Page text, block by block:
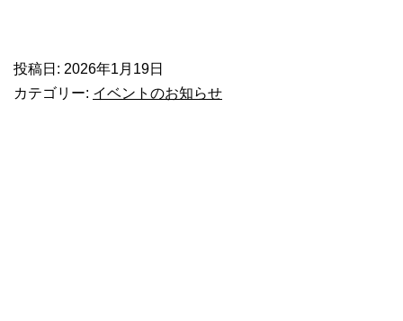
投稿日: 2026年1月19日
カテゴリー: イベントのお知らせ